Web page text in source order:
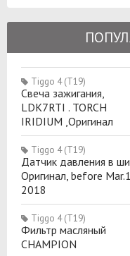
Tiggo 4 (T19)
Свеча зажигания,
LDK7RTI . TORCH
IRIDIUM ,Оригинал
Tiggo 4 (T19)
Датчик давления в
Оригинал, before
2018
Tiggo 4 (T19)
Фильтр масляный
CHAMPION